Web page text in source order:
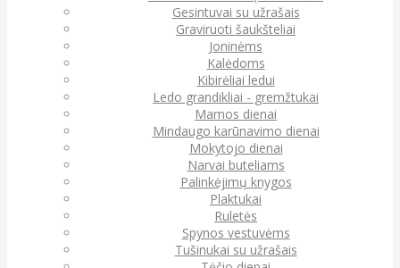
Gesintuvai su užrašais
Graviruoti šaukšteliai
Joninėms
Kalėdoms
Kibirėliai ledui
Ledo grandikliai - gremžtukai
Mamos dienai
Mindaugo karūnavimo dienai
Mokytojo dienai
Narvai buteliams
Palinkėjimų knygos
Plaktukai
Ruletės
Spynos vestuvėms
Tušinukai su užrašais